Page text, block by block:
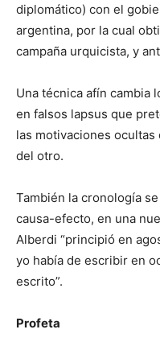
diplomático) con el
argentina, por la cual
campaña urquicista, y
Una técnica afín cambia
en falsos lapsus que
las motivaciones
del otro.
También la cronología
causa-efecto, en una
Alberdi “principió en
yo había de escribir en
escrito”.
Profeta